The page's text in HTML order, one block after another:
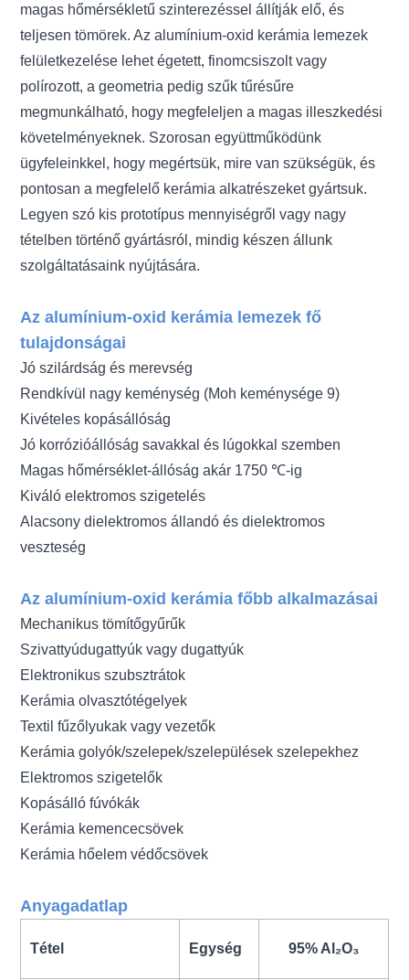
magas hőmérsékletű szinterezéssel állítják elő, és
teljesen tömörek. Az alumínium-oxid kerámia lemezek
felületkezelése lehet égetett, finomcsiszolt vagy
polírozott, a geometria pedig szűk tűrésűre
megmunkálható, hogy megfeleljen a magas illeszkedési
követelményeknek. Szorosan együttműködünk
ügyfeleinkkel, hogy megértsük, mire van szükségük, és
pontosan a megfelelő kerámia alkatrészeket gyártsuk.
Legyen szó kis prototípus mennyiségről vagy nagy
tételben történő gyártásról, mindig készen állunk
szolgáltatásaink nyújtására.
Az alumínium-oxid kerámia lemezek fő
tulajdonságai
Jó szilárdság és merevség
Rendkívül nagy keménység (Moh keménysége 9)
Kivételes kopásállóság
Jó korrózióállóság savakkal és lúgokkal szemben
Magas hőmérséklet-állóság akár 1750 ℃-ig
Kiváló elektromos szigetelés
Alacsony dielektromos állandó és dielektromos
veszteség
Az alumínium-oxid kerámia főbb alkalmazásai
Mechanikus tömítőgyűrűk
Szivattyúdugattyúk vagy dugattyúk
Elektronikus szubsztrátok
Kerámia olvasztótégelyek
Textil fűzőlyukak vagy vezetők
Kerámia golyók/szelepek/szelepülések szelepekhez
Elektromos szigetelők
Kopásálló fúvókák
Kerámia kemencecsövek
Kerámia hőelem védőcsövek
Anyagadatlap
Tétel Egység 95% Al₂O₃